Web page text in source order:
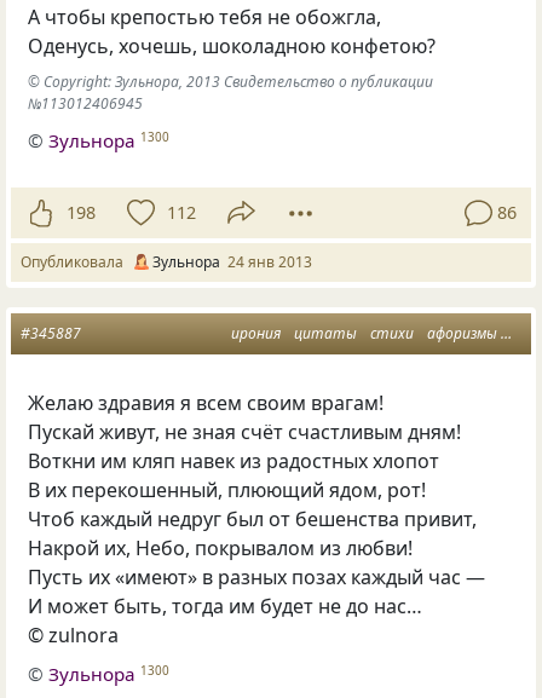
А чтобы крепостью тебя не обожгла,
Оденусь, хочешь, шоколадною конфетою?
© Copyright: Зульнора, 2013 Свидетельство о публикации
№113012406945
©Зульнора 1300
198 112 86
Опубликовала Зульнора 24 янв 2013
ирония цитаты стихи афоризмы
#345887
Желаю здравия я всем своим врагам!
Пускай живут, не зная счёт счастливым дням!
Воткни им кляп навек из радостных хлопот
В их перекошенный, плюющий ядом, рот!
Чтоб каждый недруг был от бешенства привит,
Накрой их, Небо, покрывалом из любви!
Пусть их «имеют» в разных позах каждый час —
И может быть, тогда им будет не до нас…
© zulnora
©Зульнора 1300